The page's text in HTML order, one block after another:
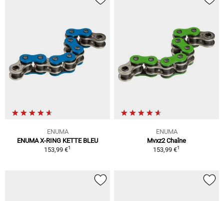
ENUMA
ENUMA X-RING KETTE BLEU
153,99 €1
ENUMA
Mvxz2 Chaîne
153,99 €1